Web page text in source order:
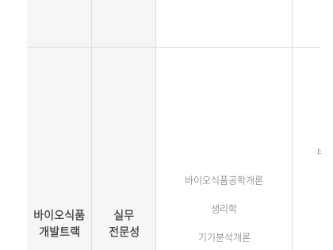
바이오식품
개발트랙
실무
전문성
바이오식품공학개론
생리학
기기분석개론
바